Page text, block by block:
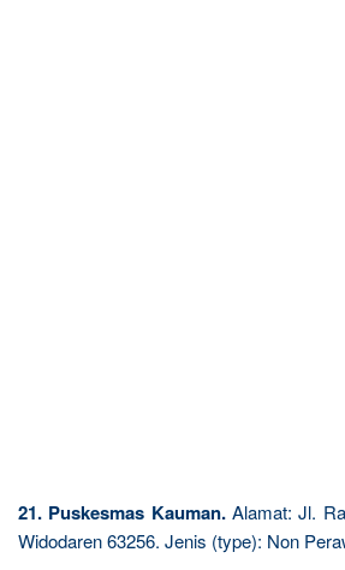
21. Puskesmas Kauman.Alamat: Jl.
Widodaren 63256. Jenis (type): Non